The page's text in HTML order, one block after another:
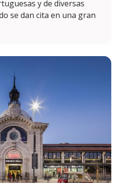
y de diversas
se dan cita en una gran